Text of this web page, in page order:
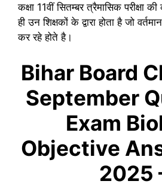
कक्षा 11वींसितम्बरत्रैमासिक परीक्षा
ही उन शिक्षकों के द्वारा होता है जो
कर रहे होते है।
Bihar Board
September
Exam
Objective
2025